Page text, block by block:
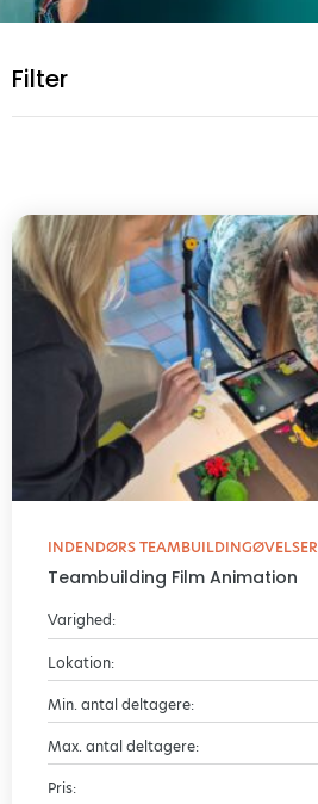
Filter
INDENDØRS TEAMBUILDINGØVELSER
Teambuilding Film Animation
Varighed:
Lokation:
Min. antal deltagere:
Max. antal deltagere:
Pris: